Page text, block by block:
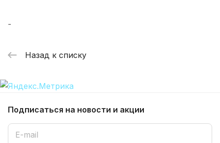
-
Назад к списку
Подписаться на новости и акции